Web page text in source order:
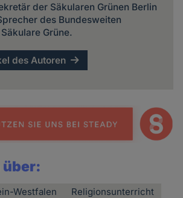
der Säkularen Grünen Berlin
des Bundesweiten
Grüne.
des Autoren
über:
Westfalen
Religionsunterricht